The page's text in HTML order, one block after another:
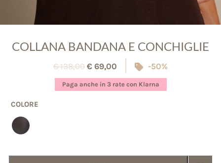
COLLANA BANDANA E CONCHIGLIE
€138,00 € 69,00 -50%
Paga anche in 3 rate con Klarna
COLORE